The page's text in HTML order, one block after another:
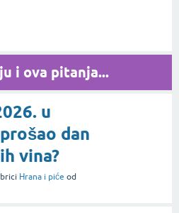
i ova pitanja...
u
dan
vina?
Hrana i piće od